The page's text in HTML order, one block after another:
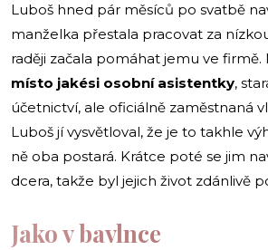
Luboš hned pár měsíců po svatbě
manželka přestala pracovat za
raději začala pomáhat jemu ve firmě.
místo jakési osobní asistentky,
účetnictví, ale oficiálně zaměstnaná
Luboš jí vysvětloval, že je to takhle
ně oba postará. Krátce poté se jim
dcera, takže byl jejich život zdánlivě
Jako v bavlnce